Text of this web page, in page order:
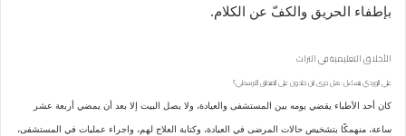
بإطفاء الحريق والكفّ عن الكلام.
الأخلاق التعليمية في التراث
علي الوردي يتساءل: هل جرى ابن خلدون على المنطق الأرسطي؟
كان أحد الأطباء يقضي يومه بين المستشفى والعيادة، ولا يصل البيت إلا بعد أن يمضي أربعة عشر
ساعة، منهمكًا بتشخيص حالات المرضى في العيادة، وكتابة العلاج لهم، واجراء عمليات في المستشفى،